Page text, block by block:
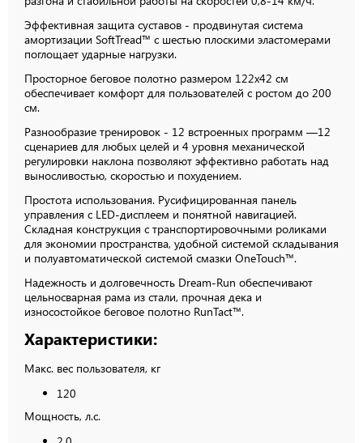
Эффективная защита суставов - продвинутая система
амортизации SoftTread™ с шестью плоскими эластомерами
поглощает ударные нагрузки.
Просторное беговое полотно размером 122x42 см
обеспечивает комфорт для пользователей с ростом до 200
см.
Разнообразие тренировок - 12 встроенных программ —12
сценариев для любых целей и 4 уровня механической
регулировки наклона позволяют эффективно работать над
выносливостью, скоростью и похудением.
Простота использования. Русифицированная панель
управления с LED-дисплеем и понятной навигацией.
Складная конструкция с транспортировочными роликами
для экономии пространства, удобной системой складывания
и полуавтоматической системой смазки OneTouch™.
Надежность и долговечность Dream-Run обеспечивают
цельносварная рама из стали, прочная дека и
износостойкое беговое полотно RunTact™.
Характеристики:
Макс. вес пользователя, кг
120
Мощность, л.с.